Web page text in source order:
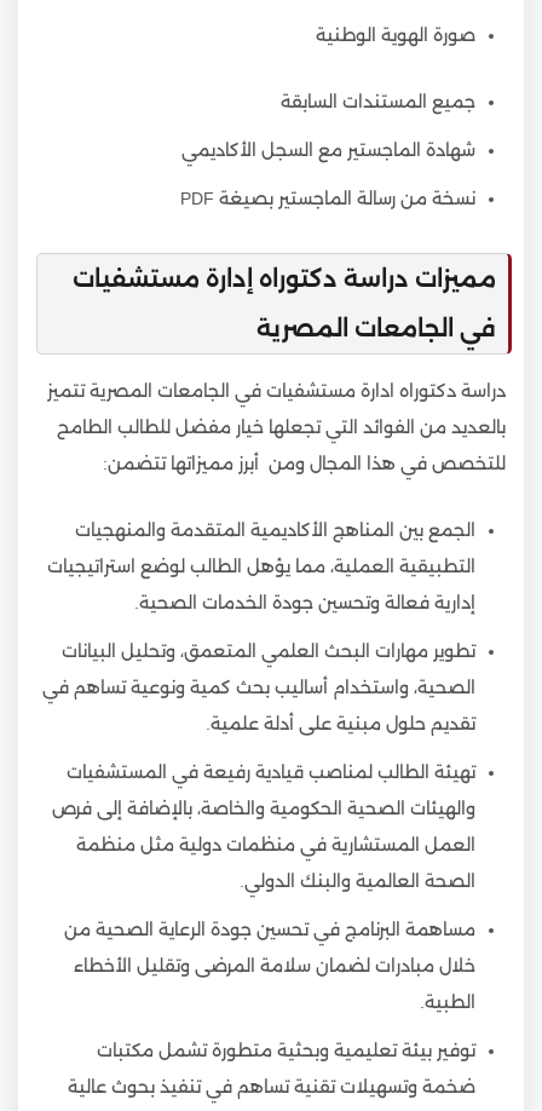
صورة الهوية الوطنية
جميع المستندات السابقة
شهادة الماجستير مع السجل الأكاديمي
نسخة من رسالة الماجستير بصيغة PDF
مميزات دراسة دكتوراه إدارة مستشفيات
في الجامعات المصرية
دراسة دكتوراه ادارة مستشفيات في الجامعات المصرية تتميز
بالعديد من الفوائد التي تجعلها خيار مفضل للطالب الطامح
للتخصص في هذا المجال ومن أبرز مميزاتها تتضمن:
الجمع بين المناهج الأكاديمية المتقدمة والمنهجيات
التطبيقية العملية، مما يؤهل الطالب لوضع استراتيجيات
إدارية فعالة وتحسين جودة الخدمات الصحية.
تطوير مهارات البحث العلمي المتعمق، وتحليل البيانات
الصحية، واستخدام أساليب بحث كمية ونوعية تساهم في
تقديم حلول مبنية على أدلة علمية.
تهيئة الطالب لمناصب قيادية رفيعة في المستشفيات
والهيئات الصحية الحكومية والخاصة، بالإضافة إلى فرص
العمل المستشارية في منظمات دولية مثل منظمة
الصحة العالمية والبنك الدولي.
مساهمة البرنامج في تحسين جودة الرعاية الصحية من
خلال مبادرات لضمان سلامة المرضى وتقليل الأخطاء
الطبية.
توفير بيئة تعليمية وبحثية متطورة تشمل مكتبات
ضخمة وتسهيلات تقنية تساهم في تنفيذ بحوث عالية